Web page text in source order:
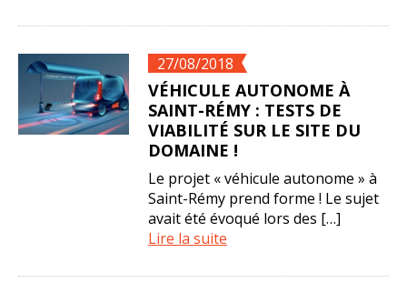
27/08/2018
VÉHICULE AUTONOME À
SAINT-RÉMY : TESTS DE
VIABILITÉ SUR LE SITE DU
DOMAINE !
Le projet « véhicule autonome » à
Saint-Rémy prend forme ! Le sujet
avait été évoqué lors des […]
Lire la suite